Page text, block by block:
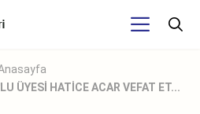
ÜYESİ HATİCE ACAR VEFAT ET...